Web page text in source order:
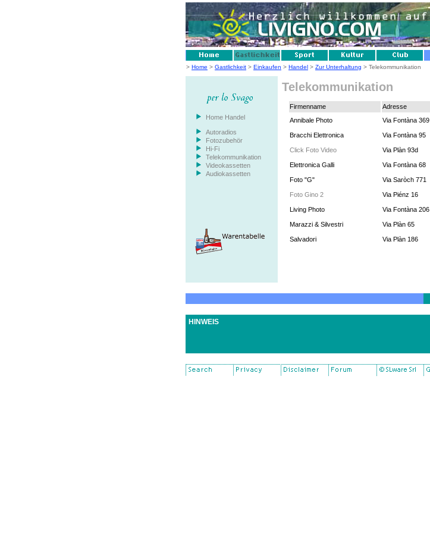
> Home > Gastlichkeit > Einkaufen > Handel > Zur Unterhaltung > Telekommunikation
Home Handel
Autoradios
Fotozubehör
Hi-Fi
Telekommunikation
Videokassetten
Audiokassetten
Telekommunikation
Firmenname Adresse
Annibale Photo
Via Fontàna 369
Bracchi Elettronica Via Fontàna 95
Click Foto Video Via Plàn 93d
Elettronica Galli Via Fontàna 68
Foto "G" Via Saròch 771
Foto Gino 2 Via Piénz 16
Living Photo Via Fontàna 206
Marazzi & Silvestri Via Plàn 65
Salvadori Via Plàn 186
HINWEIS